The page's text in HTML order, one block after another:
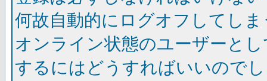
何故自動的にログオフしてし
オンライン状態のユーザーと
するにはどうすればいいので